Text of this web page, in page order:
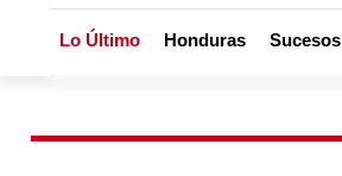
Lo Último Honduras Sucesos